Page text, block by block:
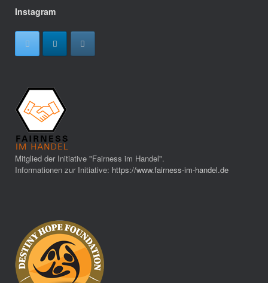
Instagram
Mitglied der Initiative "Fairness im Handel".
Informationen zur Initiative: https://www.fairness-im-handel.de